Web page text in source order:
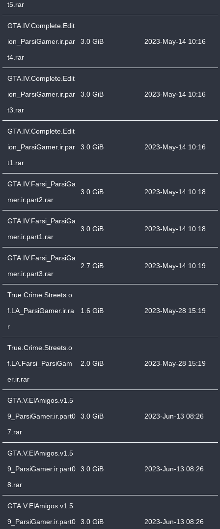
t5.rar
GTA.IV.Complete.Edit
ion_ParsiGamer.ir.par
t4.rar
3.0 GiB 2023-May-14 10:16
GTA.IV.Complete.Edit
ion_ParsiGamer.ir.par
t3.rar
3.0 GiB 2023-May-14 10:16
GTA.IV.Complete.Edit
ion_ParsiGamer.ir.par
t1.rar
3.0 GiB 2023-May-14 10:16
GTA.IV.Farsi_ParsiGa
mer.ir.part2.rar
3.0 GiB 2023-May-14 10:18
GTA.IV.Farsi_ParsiGa
mer.ir.part1.rar
3.0 GiB 2023-May-14 10:18
GTA.IV.Farsi_ParsiGa
mer.ir.part3.rar
2.7 GiB 2023-May-14 10:19
True.Crime.Streets.o
f.LA_ParsiGamer.ir.ra
r
1.6 GiB 2023-May-28 15:19
True.Crime.Streets.o
f.LA.Farsi_ParsiGam
er.ir.rar
2.0 GiB 2023-May-28 15:19
GTA.V.ElAmigos.v1.5
9_ParsiGamer.ir.part0
7.rar
3.0 GiB 2023-Jun-13 08:26
GTA.V.ElAmigos.v1.5
9_ParsiGamer.ir.part0
8.rar
3.0 GiB 2023-Jun-13 08:26
GTA.V.ElAmigos.v1.5
9_ParsiGamer.ir.part0
3.0 GiB 2023-Jun-13 08:26